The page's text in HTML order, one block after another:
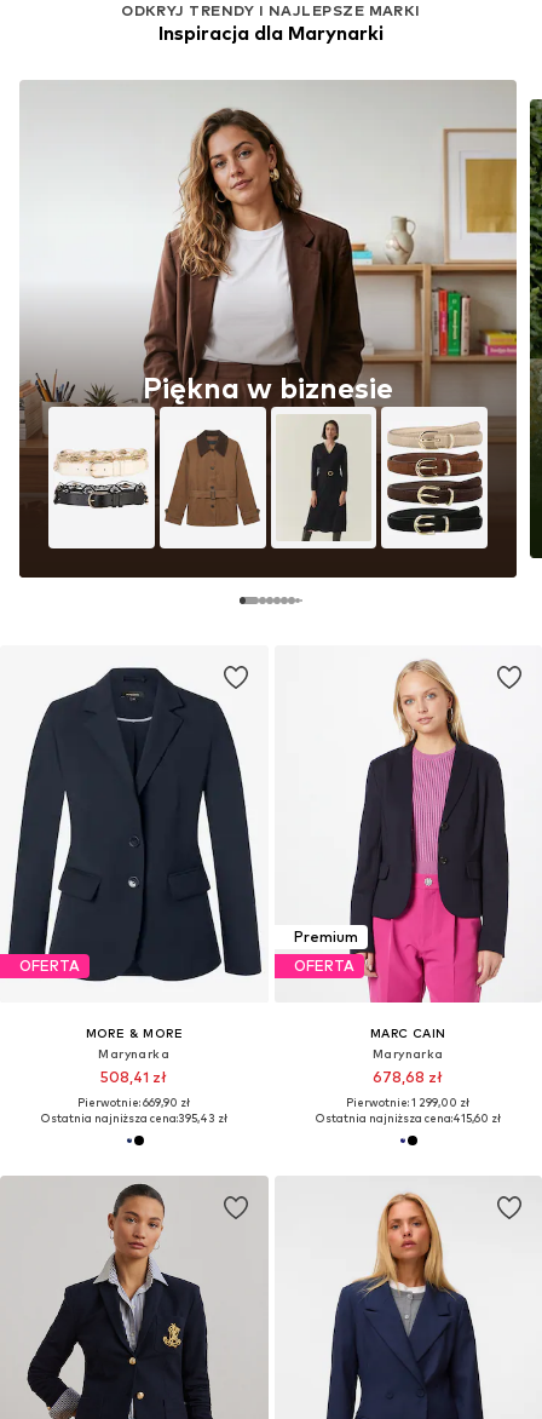
ODKRYJ TRENDY I NAJLEPSZE MARKI
Inspiracja dla Marynarki
Piękna w biznesie
OFERTA
MORE & MORE
Marynarka
508,41 zł
Pierwotnie: 669,90 zł
Ostatnia najniższa cena:395,43 zł
Premium
OFERTA
MARC CAIN
Marynarka
678,68 zł
Pierwotnie: 1 299,00 zł
Ostatnia najniższa cena:415,60 zł